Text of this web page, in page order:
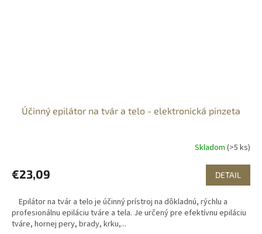
Účinný epilátor na tvár a telo - elektronická pinzeta
Skladom (>5 ks)
€23,09 DETAIL
Epilátor na tvár a telo je účinný prístroj na dôkladnú, rýchlu a
profesionálnu epiláciu tváre a tela. Je určený pre efektívnu epiláciu
tváre, hornej pery, brady, krku,...